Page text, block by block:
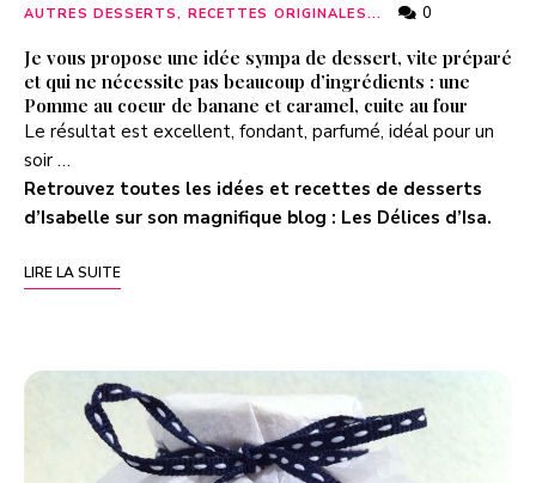
AUTRES DESSERTS, RECETTES ORIGINALES... 0
Je vous propose une idée sympa de dessert, vite préparé
et qui ne nécessite pas beaucoup d’ingrédients : une
Pomme au coeur de banane et caramel, cuite au four
Le résultat est excellent, fondant, parfumé, idéal pour un
soir …
Retrouvez toutes les idées et recettes de desserts
d’Isabelle sur son magnifique blog : Les Délices d’Isa.
LIRE LA SUITE